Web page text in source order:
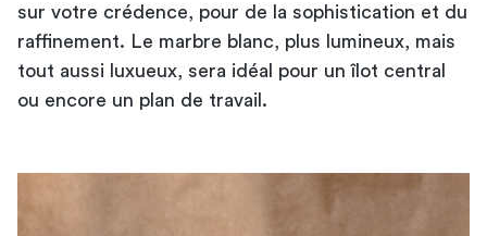
sur votre crédence, pour de la sophistication et du
raffinement. Le marbre blanc, plus lumineux, mais
tout aussi luxueux, sera idéal pour un îlot central
ou encore un plan de travail.